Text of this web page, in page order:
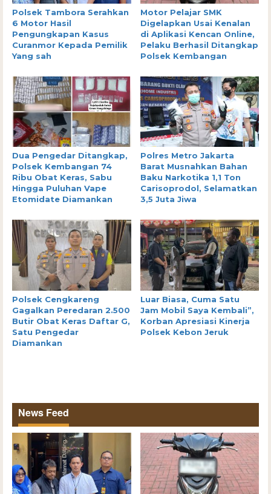
Polsek Tambora Serahkan
6 Motor Hasil
Pengungkapan Kasus
Curanmor Kepada Pemilik
Yang sah
Motor Pelajar SMK
Digelapkan Usai Kenalan
di Aplikasi Kencan Online,
Pelaku Berhasil Ditangkap
Polsek Kembangan
Dua Pengedar Ditangkap,
Polsek Kembangan 74
Ribu Obat Keras, Sabu
Hingga Puluhan Vape
Etomidate Diamankan
Polres Metro Jakarta
Barat Musnahkan Bahan
Baku Narkotika 1,1 Ton
Carisoprodol, Selamatkan
3,5 Juta Jiwa
Polsek Cengkareng
Gagalkan Peredaran 2.500
Butir Obat Keras Daftar G,
Satu Pengedar
Diamankan
Luar Biasa, Cuma Satu
Jam Mobil Saya Kembali”,
Korban Apresiasi Kinerja
Polsek Kebon Jeruk
News Feed